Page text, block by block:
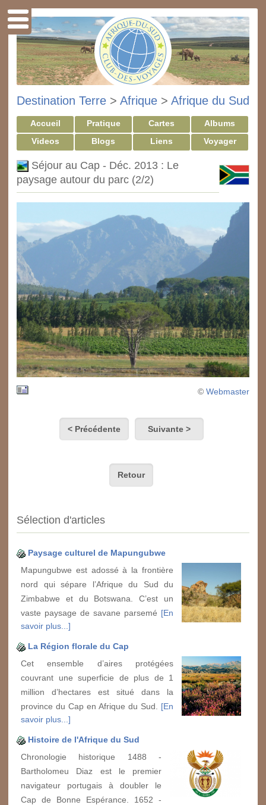
Destination Terre > Afrique > Afrique du Sud
Accueil Pratique Cartes
Albums
Videos
Blogs Liens Voyager
Séjour au Cap - Déc. 2013 : Le
paysage autour du parc (2/2)
© Webmaster
< Précédente Suivante >
Retour
Sélection d'articles
Paysage culturel de Mapungubwe
Mapungubwe est adossé à la frontière
nord qui sépare l’Afrique du Sud du
Zimbabwe et du Botswana. C’est un
vaste paysage de savane parsemé [En
savoir plus...]
La Région florale du Cap
Cet ensemble d’aires protégées
couvrant une superficie de plus de 1
million d’hectares est situé dans la
province du Cap en Afrique du Sud. [En
savoir plus...]
Histoire de l'Afrique du Sud
Chronologie historique 1488 -
Bartholomeu Diaz est le premier
navigateur portugais à doubler le
Cap de Bonne Espérance. 1652 -